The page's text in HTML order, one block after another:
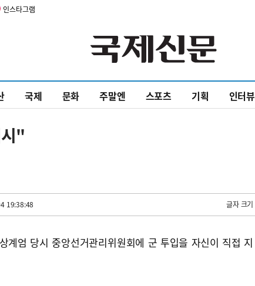
인스타그램
국제 문화 주말엔 스포츠 기획 인터뷰
"
19:38:48 글자 크기
계엄 당시 중앙선거관리위원회에 군 투입을 자신이 직접 지